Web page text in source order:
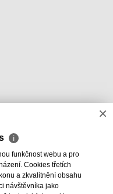
×
ℹ
funkčnost webu a pro
Cookies třetích
a zkvalitnění obsahu
návštěvníka jako